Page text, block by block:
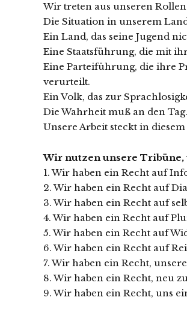
Wir treten aus unseren
Die Situation in unserem
Ein Land, das seine Jugend
Eine Staatsführung, die mit
Eine Parteiführung, die ihre
verurteilt.
Ein Volk, das zur
Die Wahrheit muß an den Tag.
Unsere Arbeit steckt in
Wir nutzen unsere
1. Wir haben ein Recht auf
2. Wir haben ein Recht auf
3. Wir haben ein Recht auf
4. Wir haben ein Recht auf
5. Wir haben ein Recht auf
6. Wir haben ein Recht auf
7. Wir haben ein Recht,
8. Wir haben ein Recht, neu
9. Wir haben ein Recht, uns